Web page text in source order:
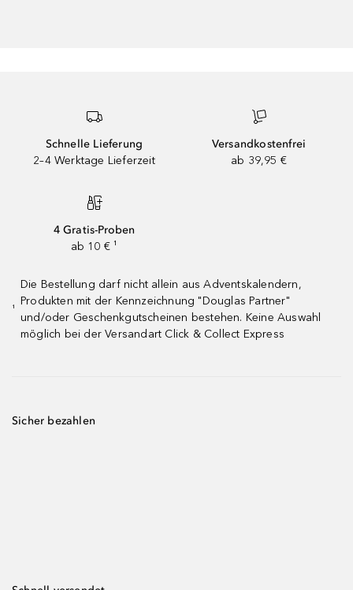
Schnelle Lieferung
2–4 Werktage Lieferzeit
Versandkostenfrei
ab 39,95 €
4 Gratis-Proben
ab 10 € ¹
¹
Die Bestellung darf nicht allein aus Adventskalendern,
Produkten mit der Kennzeichnung "Douglas Partner"
und/oder Geschenkgutscheinen bestehen. Keine Auswahl
möglich bei der Versandart Click & Collect Express
Sicher bezahlen